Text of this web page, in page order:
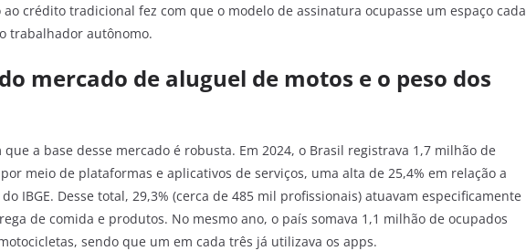
crédito tradicional fez com que o modelo de assinatura ocupasse um espaço cada
trabalhador autônomo.
mercado de aluguel de motos e o peso dos
a base desse mercado é robusta. Em 2024, o Brasil registrava 1,7 milhão de
meio de plataformas e aplicativos de serviços, uma alta de 25,4% em relação a
IBGE. Desse total, 29,3% (cerca de 485 mil profissionais) atuavam especificamente
de comida e produtos. No mesmo ano, o país somava 1,1 milhão de ocupados
sendo que um em cada três já utilizava os apps.